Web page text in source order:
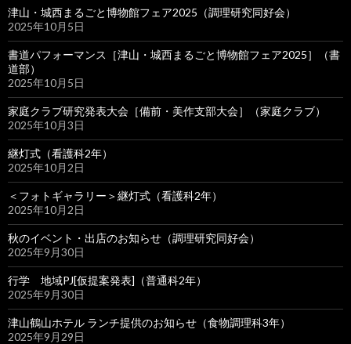
津山・城西まるごと博物館フェア2025（調理研究同好会）
2025年10月5日
書道パフォーマンス［津山・城西まるごと博物館フェア2025］（書
道部）
2025年10月5日
家庭クラブ研究発表大会［備前・美作支部大会］（家庭クラブ）
2025年10月3日
継灯式（看護科2年）
2025年10月2日
＜フォトギャラリー＞継灯式（看護科2年）
2025年10月2日
秋のイベント・出店のお知らせ（調理研究同好会）
2025年9月30日
行学 地域PJ[仮提案発表]（普通科2年）
2025年9月30日
津山鶴山ホテル ランチ提供のお知らせ（食物調理科3年）
2025年9月29日